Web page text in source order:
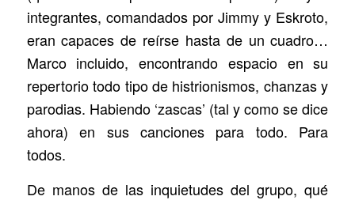
integrantes, comandados por Jimmy y Eskroto,
eran capaces de reírse hasta de un cuadro…
Marco incluido, encontrando espacio en su
repertorio todo tipo de histrionismos, chanzas y
parodias. Habiendo ‘zascas’ (tal y como se dice
ahora) en sus canciones para todo. Para
todos.
De manos de las inquietudes del grupo, qué